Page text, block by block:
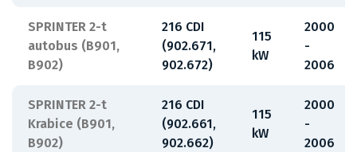
SPRINTER 2-t
autobus (B901,
B902)
216 CDI
(902.671,
902.672)
115
kW
2000
-
2006
SPRINTER 2-t
Krabice (B901,
B902)
216 CDI
(902.661,
902.662)
115
kW
2000
-
2006